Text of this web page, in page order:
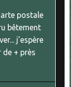
postale
bêtement
j'espère
+ près